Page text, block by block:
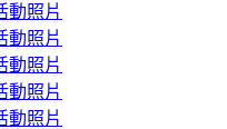
動照片
動照片
動照片
動照片
動照片